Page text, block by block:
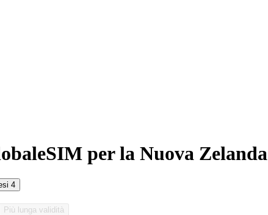
per la Nuova Zelanda
4
Più lunga validità